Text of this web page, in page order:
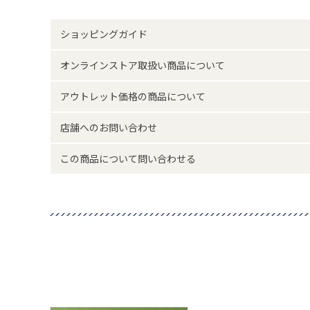
ショッピングガイド
オンラインストア取扱い商品について
アウトレット価格の商品について
店舗へのお問い合わせ
この商品について問い合わせる